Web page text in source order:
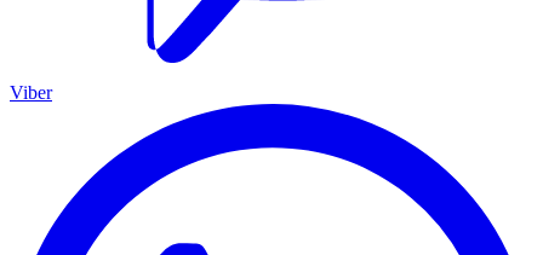
Viber